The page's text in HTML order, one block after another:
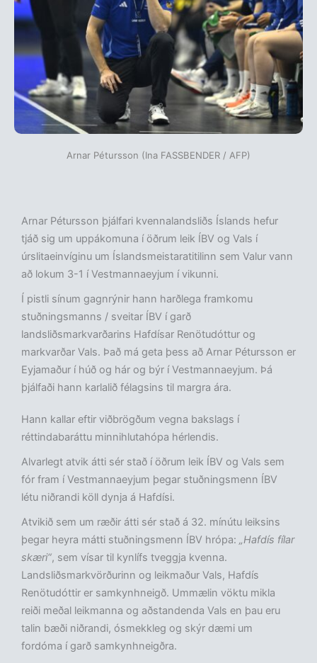
Arnar Pétursson (Ina FASSBENDER / AFP)
Arnar Pétursson þjálfari kvennalandsliðs Íslands hefur
tjáð sig um uppákomuna í öðrum leik ÍBV og Vals í
úrslitaeinvíginu um Íslandsmeistaratitilinn sem Valur vann
að lokum 3-1 í Vestmannaeyjum í vikunni.
Í pistli sínum gagnrýnir hann harðlega framkomu
stuðningsmanns / sveitar ÍBV í garð
landsliðsmarkvarðarins Hafdísar Renötudóttur og
markvarðar Vals. Það má geta þess að Arnar Pétursson er
Eyjamaður í húð og hár og býr í Vestmannaeyjum. Þá
þjálfaði hann karlalið félagsins til margra ára.
Hann kallar eftir viðbrögðum vegna bakslags í
réttindabaráttu minnihlutahópa hérlendis.
Alvarlegt atvik átti sér stað í öðrum leik ÍBV og Vals sem
fór fram í Vestmannaeyjum þegar stuðningsmenn ÍBV
létu niðrandi köll dynja á Hafdísi.
Atvikið sem um ræðir átti sér stað á 32. mínútu leiksins
þegar heyra mátti stuðningsmenn ÍBV hrópa: „Hafdís fílar
skæri“, sem vísar til kynlífs tveggja kvenna.
Landsliðsmarkvörðurinn og leikmaður Vals, Hafdís
Renötudóttir er samkynhneigð. Ummælin vöktu mikla
reiði meðal leikmanna og aðstandenda Vals en þau eru
talin bæði niðrandi, ósmekkleg og skýr dæmi um
fordóma í garð samkynhneigðra.